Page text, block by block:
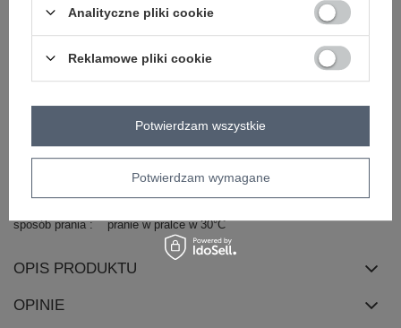
materiał
dominujący
poliester
długość
midi
rękaw
długi rękaw
cechy
dodatkowe
z paskiem z podszewką bufiasty rękaw
45% wiskoza
sposób prania pranie w pralce w 30°C
OPIS PRODUKTU
OPINIE
Analityczne pliki cookie
Reklamowe pliki cookie
Potwierdzam wymagane
Potwierdzam wszystkie